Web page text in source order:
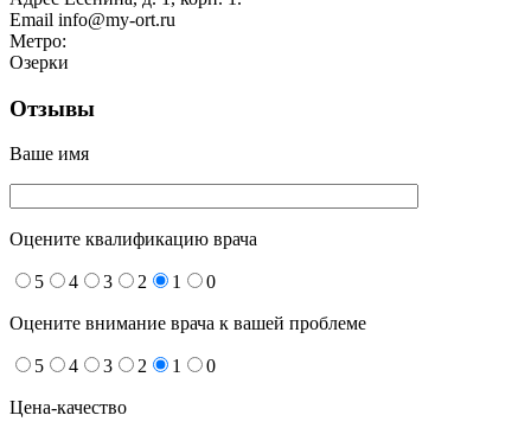
Email info@my-ort.ru
Метро:
Озерки
Отзывы
Ваше имя
Оцените квалификацию врача
5 4 3 2 1 0
Оцените внимание врача к вашей проблеме
5 4 3 2 1 0
Цена-качество